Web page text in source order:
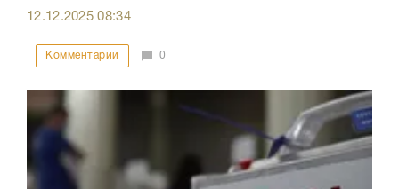
12.12.202508:34
Комментарии 0